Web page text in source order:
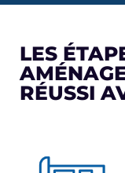
LES
RÉUSSI